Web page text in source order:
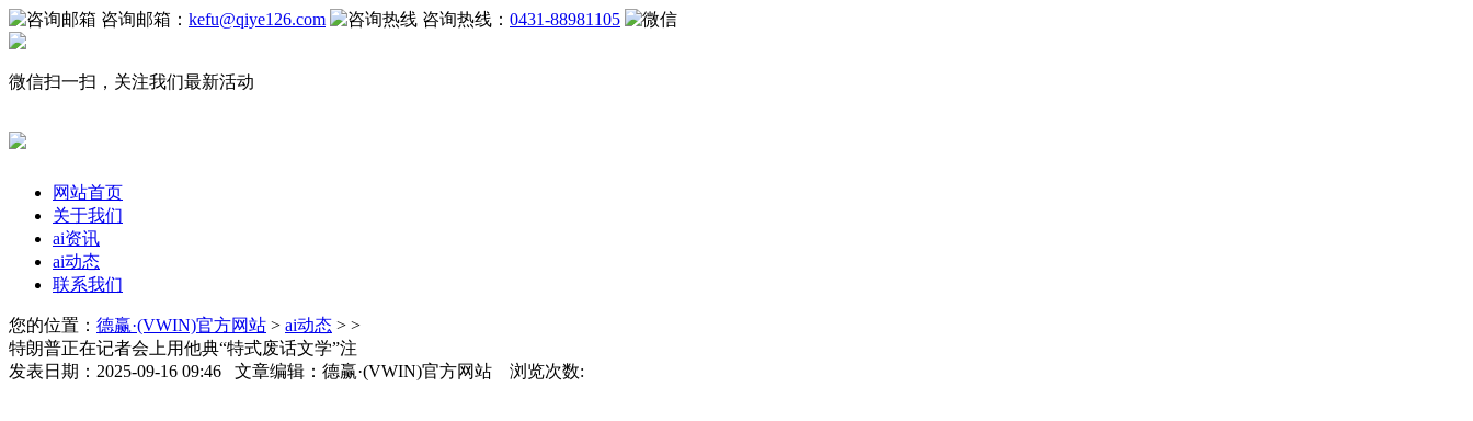
咨询邮箱： kefu@qiye126.com 咨询热线： 0431-88981105
微信扫一扫，关注我们最新活动
网站首页
关于我们
ai资讯
ai动态
联系我们
您的位置： 德赢·(VWIN)官方网站 > ai动态 > >
特朗普正在记者会上用他典“特式废话文学”注
发表日期：2025-09-16 09:46 文章编辑：德赢·(VWIN)官方网站 浏览次数: